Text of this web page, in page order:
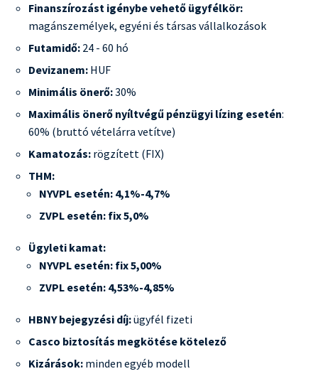
Finanszírozást igénybe vehető ügyfélkör:
magánszemélyek, egyéni és társas vállalkozások
Futamidő: 24 - 60 hó
Devizanem: HUF
Minimális önerő:30%
Maximális önerő nyíltvégű pénzügyi lízing esetén:
60% (bruttó vételárra vetítve)
Kamatozás: rögzített (FIX)
THM:
NYVPL esetén: 4,1%-4,7%
ZVPL esetén: fix 5,0%
Ügyleti kamat:
NYVPL esetén: fix 5,00%
ZVPL esetén: 4,53%-4,85%
HBNY bejegyzési díj:ügyfél fizeti
Casco biztosítás megkötése kötelező
Kizárások: minden egyéb modell